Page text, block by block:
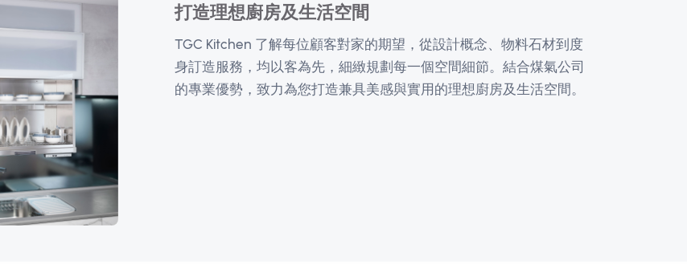
打造理想廚房及生活空間
TGC Kitchen 了解每位顧客對家的期望，從設計概念、物料石材到度
身訂造服務，均以客為先，細緻規劃每一個空間細節。結合煤氣公司
的專業優勢，致力為您打造兼具美感與實用的理想廚房及生活空間。